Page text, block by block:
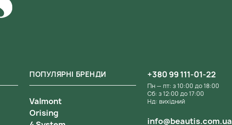
ПОПУЛЯРНІ БРЕНДИ
Valmont
Orising
+380 99 111-01-22
Пн — пт: з 10:00 до 18:00
Сб: з 12:00 до 17:00
Нд: вихідний
info@beautis.com.ua